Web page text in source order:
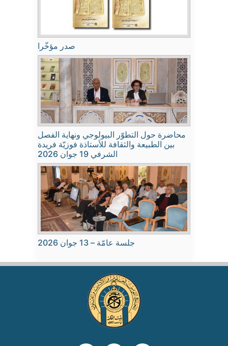
صدر مؤخّرا
محاضرة حول التطوّر البيولوجي ونهاية الفصل
بين الطبيعة والثقافة للأستاذة فوزيّة فريدة
الشرفي 19 جوان 2026
جلسة عامّة – 13 جوان 2026